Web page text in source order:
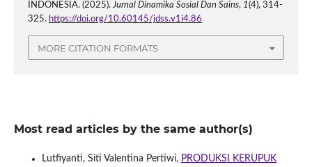
INDONESIA. (2025).Jurnal Dinamika Sosial Dan Sains, 1(4), 314-
325. https://doi.org/10.60145/jdss.v1i4.86
MORE CITATION FORMATS
Most read articles by the same author(s)
Lutfiyanti, Siti Valentina Pertiwi, PRODUKSI KERUPUK